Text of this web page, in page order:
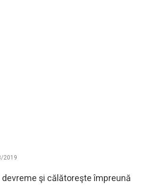
2019
devreme şi călătoreşte împreună